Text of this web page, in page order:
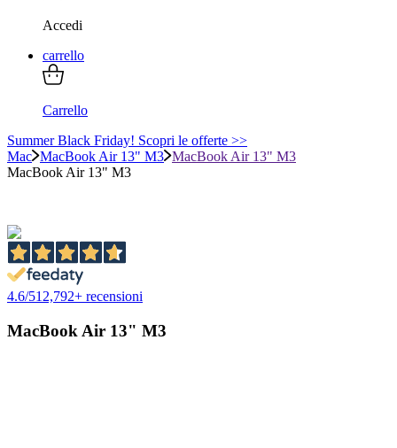
Accedi
carrello
Carrello
Summer Black Friday! Scopri le offerte >>
Mac MacBook Air 13" M3 MacBook Air 13" M3
MacBook Air 13" M3
4.6/512,792+ recensioni
MacBook Air 13" M3